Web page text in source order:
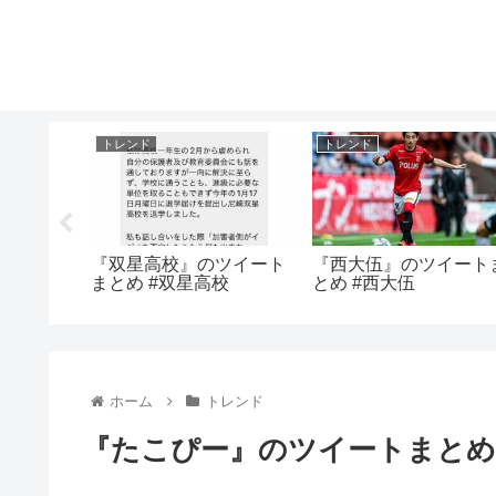
トレンド
『双星高校』のツイート
まとめ #双星高校
トレンド
『西大伍』のツイート
とめ #西大伍
ホーム トレンド
『たこぴー』のツイートまと